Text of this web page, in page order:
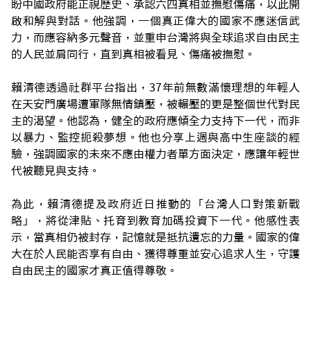
盼中國政府能正視歷史、承認六四真相並撫慰傷痛，以此開
啟和解與對話。他強調，一個真正偉大的國家不應迷信武
力，而應容納多元聲音，並重申台灣將與全球追求自由民主
的人民並肩同行，直到真相被看見、傷痛被撫慰。
賴清德透過社群平台指出，37年前無數滿懷理想的年輕人
在天安門廣場遭軍隊無情鎮壓，被輾壓的更是整個世代對民
主的渴望。他認為，健全的政府應傾全力支持下一代，而非
以暴力、監控扼殺夢想。他也分享上週與高中生座談的經
驗，強調國家的未來不應由權力者單方面決定，應讓年輕世
代被聽見與支持。
為此，賴清德提及政府近日推動的「台灣人口對策新戰
略」，將從津貼、托育到教育加碼投資下一代。他感性表
示，當真相仍被封存，記憶就是抵抗遺忘的力量。國家的偉
大在於人民能否享有自由、獲得尊重並安心追求人生，守護
自由民主的國家才真正值得尊敬。